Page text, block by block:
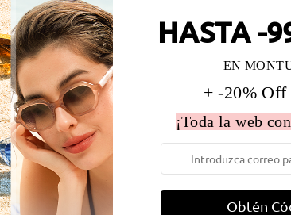
129 mm (Medio) Diametro de lentes: 52 mm
Material de la montura:
DELIVERY
HASTA -
EN
+ -20% Off
¡Toda la web
Obtén